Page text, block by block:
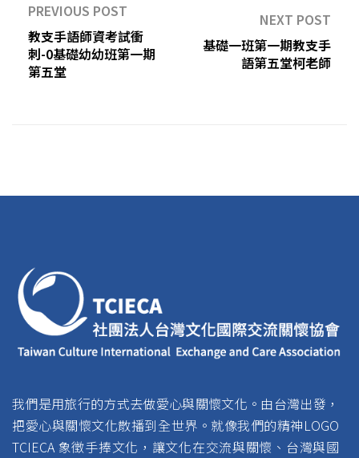
PREVIOUS POST
教支手語師資考試衝
刺-0基礎幼幼班第一期
第五堂
NEXT POST
基礎一班第一期教支手
語第五堂柯老師
我們是用旅行的方式去做愛心與關懷文化。由台灣出發，
把愛心與關懷文化散播到全世界。就像我們的精神LOGO
TCIECA 象徵手捧文化，讓文化在交流與關懷、台灣與國